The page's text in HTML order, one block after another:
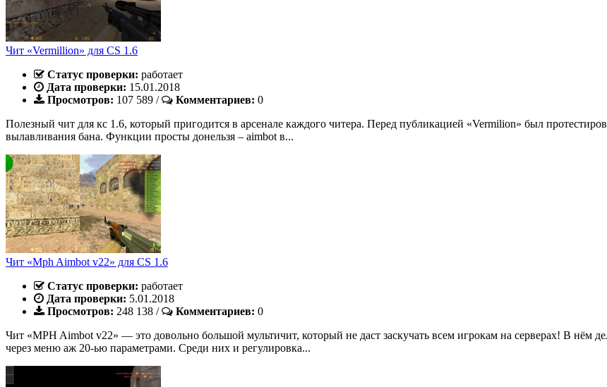
Чит «Vermillion» для CS 1.6
Статус проверки: работает
Дата проверки: 15.01.2018
Просмотров: 107 589 / Комментариев: 0
Полезный чит для кс 1.6, который пригодится в арсенале каждого читера. Перед публикацией «Vermilion» был
вылавливания бана. Функции просты донельзя – aimbot в...
Чит «Mph Aimbot v22» для CS 1.6
Статус проверки: работает
Дата проверки: 5.01.2018
Просмотров: 248 138 / Комментариев: 0
Чит «MPH Aimbot v22» — это довольно большой мультичит, который не даст заскучать всем игрокам на серверах! В нём
через меню аж 20-ью параметрами. Среди них и регулировка...